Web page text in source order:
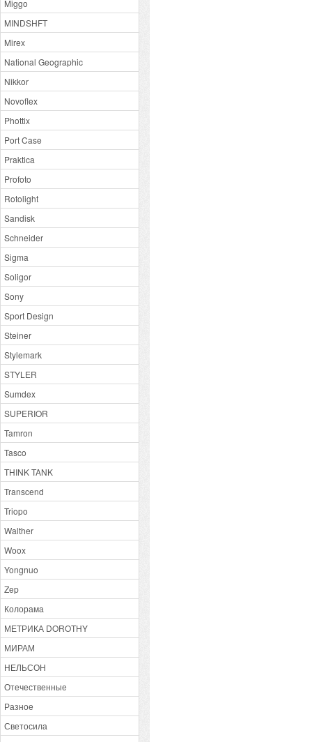
Miggo
MINDSHFT
Mirex
National Geographic
Nikkor
Novoflex
Phottix
Port Case
Praktica
Profoto
Rotolight
Sandisk
Schneider
Sigma
Soligor
Sony
Sport Design
Steiner
Stylemark
STYLER
Sumdex
SUPERIOR
Tamron
Tasco
THINK TANK
Transcend
Triopo
Walther
Woox
Yongnuo
Zep
Колорама
МЕТРИКА DOROTHY
МИРАМ
НЕЛЬСОН
Отечественные
Разное
Светосила